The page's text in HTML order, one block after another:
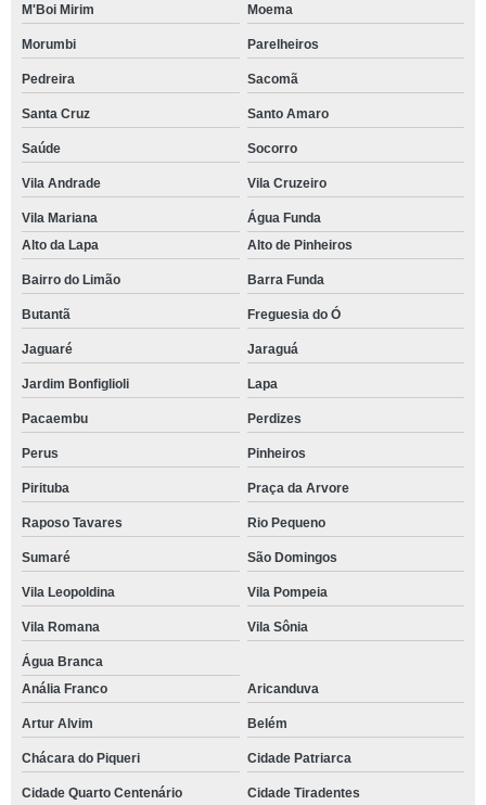
M'Boi Mirim Moema
Morumbi Parelheiros
Pedreira Sacomã
Santa Cruz Santo Amaro
Saúde Socorro
Vila Andrade Vila Cruzeiro
Vila Mariana
Água Funda
Alto da Lapa
Alto de Pinheiros
Bairro do Limão Barra Funda
Butantã Freguesia do Ó
Jaguaré Jaraguá
Jardim Bonfiglioli Lapa
Pacaembu Perdizes
Perus Pinheiros
Pirituba Praça da Arvore
Raposo Tavares Rio Pequeno
Sumaré São Domingos
Vila Leopoldina Vila Pompeia
Vila Romana Vila Sônia
Água Branca
Anália Franco
Aricanduva
Artur Alvim Belém
Chácara do Piqueri Cidade Patriarca
Cidade Quarto Centenário Cidade Tiradentes